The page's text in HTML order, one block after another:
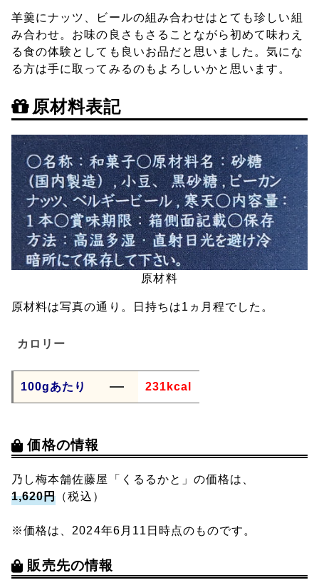
羊羹にナッツ、ビールの組み合わせはとても珍しい組
み合わせ。お味の良さもさることながら初めて味わえ
る食の体験としても良いお品だと思いました。気にな
る方は手に取ってみるのもよろしいかと思います。
原材料表記
原材料
原材料は写真の通り。日持ちは1ヵ月程でした。
カロリー
100gあたり 231kcal
価格の情報
乃し梅本舗佐藤屋「くるるかと」の価格は、
1,620円 （税込）
※価格は、2024年6月11日時点のものです。
販売先の情報